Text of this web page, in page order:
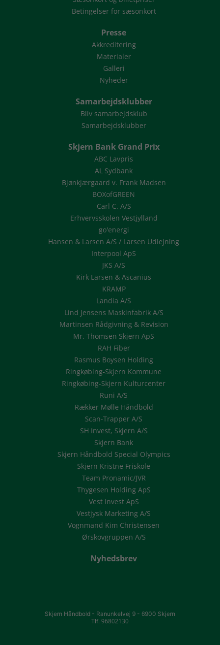
Betingelser for sæsonkort
Presse
Akkreditering
Materialer
Galleri
Nyheder
Samarbejdsklubber
Bliv samarbejdsklub
Samarbejdsklubber
Skjern Bank Grand Prix
ABC Lavpris
AL Sydbank
Bjønkjærgaard v. Frank Madsen
BOXofGREEN
Carl C. A/S
Erhvervsskolen Vestjylland
go'energi
Hansen & Larsen A/S / Larsen Udlejning
Interpool ApS
JKS A/S
Kirk Larsen & Ascanius
KRAMP
Landia A/S
Lind Jensens Maskinfabrik A/S
Martinsen Rådgivning & Revision
Mr. Thomsen Skjern ApS
RAH Fiber
Rasmus Boysen Holding
Ringkøbing-Skjern Kommune
Ringkøbing-Skjern Kulturcenter
Runi A/S
Rækker Mølle Håndbold
Scan-Trapper A/S
SH Invest, Skjern A/S
Skjern Bank
Skjern Håndbold Special Olympics
Skjern Kristne Friskole
Team Pronamic/JVR
Thygesen Holding ApS
Vest Invest ApS
Vestjysk Marketing A/S
Vognmand Kim Christensen
Ørskovgruppen A/S
Nyhedsbrev
Skjern Håndbold - Ranunkelvej 9 - 6900 Skjern
Tlf. 96802130